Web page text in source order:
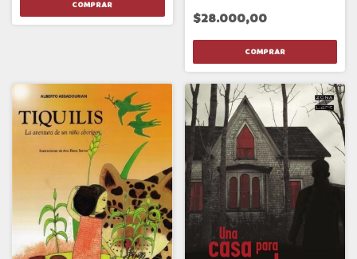
$28.000,00